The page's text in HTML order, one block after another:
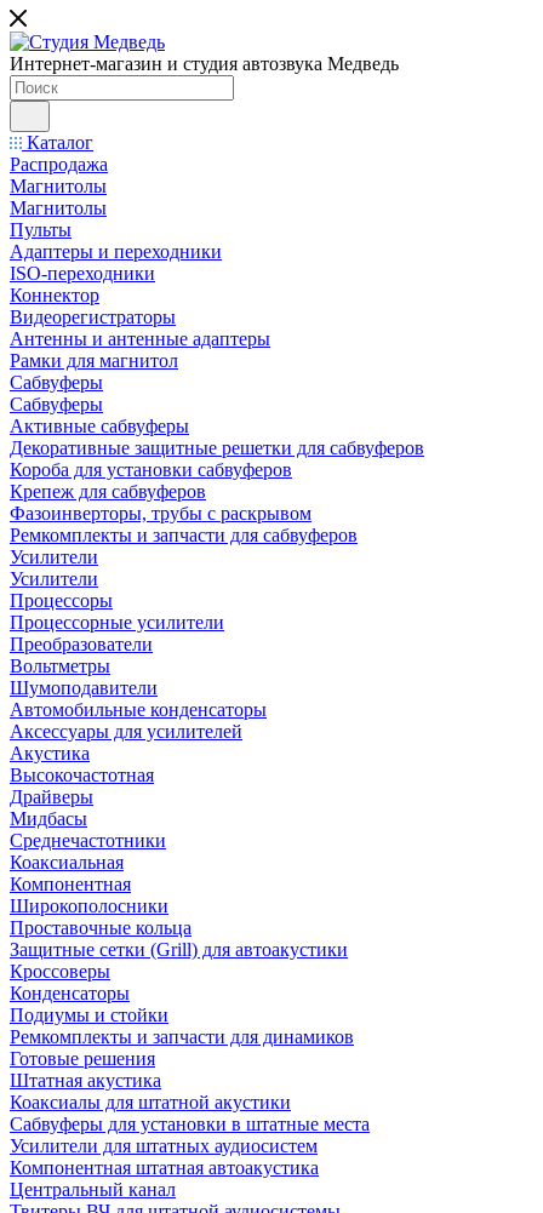
Интернет-магазин и студия автозвука Медведь
Каталог
Распродажа
Магнитолы
Магнитолы
Пульты
Адаптеры и переходники
ISO-переходники
Коннектор
Видеорегистраторы
Антенны и антенные адаптеры
Рамки для магнитол
Сабвуферы
Сабвуферы
Активные сабвуферы
Декоративные защитные решетки для сабвуферов
Короба для установки сабвуферов
Крепеж для сабвуферов
Фазоинверторы, трубы с раскрывом
Ремкомплекты и запчасти для сабвуферов
Усилители
Усилители
Процессоры
Процессорные усилители
Преобразователи
Вольтметры
Шумоподавители
Автомобильные конденсаторы
Аксессуары для усилителей
Акустика
Высокочастотная
Драйверы
Мидбасы
Среднечастотники
Коаксиальная
Компонентная
Широкополосники
Проставочные кольца
Защитные сетки (Grill) для автоакустики
Кроссоверы
Конденсаторы
Подиумы и стойки
Ремкомплекты и запчасти для динамиков
Готовые решения
Штатная акустика
Коаксиалы для штатной акустики
Сабвуферы для установки в штатные места
Усилители для штатных аудиосистем
Компонентная штатная автоакустика
Центральный канал